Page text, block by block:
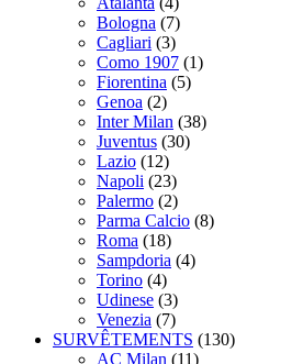
Bologna (7)
Cagliari (3)
Como 1907 (1)
Fiorentina (5)
Genoa (2)
Inter Milan (38)
Juventus (30)
Lazio (12)
Napoli (23)
Palermo (2)
Parma Calcio (8)
Roma (18)
Sampdoria (4)
Torino (4)
Udinese (3)
Venezia (7)
SURVÊTEMENTS (130)
AC Milan (11)